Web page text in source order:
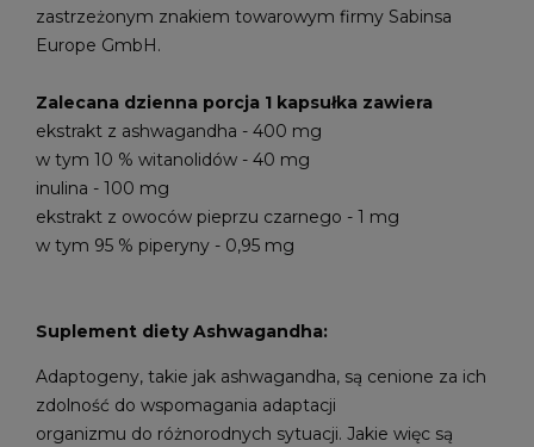
zastrzeżonym znakiem towarowym firmy Sabinsa
Europe GmbH.
Zalecana dzienna porcja 1 kapsułka zawiera
ekstrakt z ashwagandha - 400 mg
w tym 10 % witanolidów - 40 mg
inulina - 100 mg
ekstrakt z owoców pieprzu czarnego - 1 mg
w tym 95 % piperyny - 0,95 mg
Suplement diety Ashwagandha:
Adaptogeny, takie jak ashwagandha, są cenione za ich
zdolność do wspomagania adaptacji
organizmu do różnorodnych sytuacji. Jakie więc są